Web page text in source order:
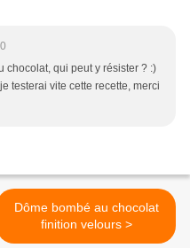
chocolat, qui peut y résister ? :)
testerai vite cette recette, merci
Dôme bombé au chocolat
finition velours >